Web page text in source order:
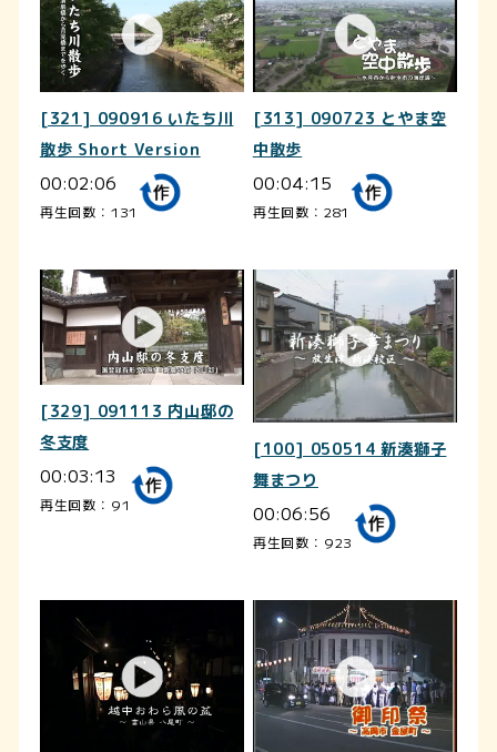
[321] 090916 いたち川
散歩 Short Version
00:02:06
再生回数：131
[313] 090723 とやま空
中散歩
00:04:15
再生回数：281
[329] 091113 内山邸の
冬支度
00:03:13
再生回数：91
[100] 050514 新湊獅子
舞まつり
00:06:56
再生回数：923